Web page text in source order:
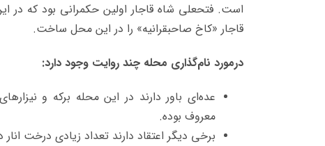
است. فتحعلی شاه قاجار اولین حکمرانی بود که در
قاجار «کاخ صاحبقرانیه» را در این محل ساخت.
درمورد نام‌گذاری محله چند روایت وجود دارد:
عده‌ای باور دارند در این محله برکه و
معروف بوده.
برخی دیگر اعتقاد دارند تعداد زیادی درخت